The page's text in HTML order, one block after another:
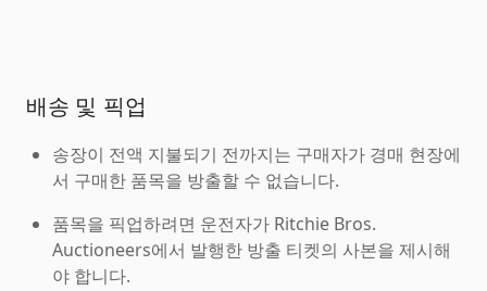
배송 및 픽업
송장이 전액 지불되기 전까지는 구매자가 경매 현장에
서 구매한 품목을 방출할 수 없습니다.
품목을 픽업하려면 운전자가 Ritchie Bros.
Auctioneers에서 발행한 방출 티켓의 사본을 제시해
야 합니다.